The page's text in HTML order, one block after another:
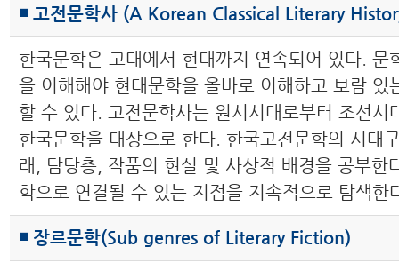
◾ 고전문학사 (A Korean Classical Literary
한국문학은 고대에서 현대까지 연속되어 있다. 문
을 이해해야 현대문학을 올바로 이해하고 보람 있
할 수 있다. 고전문학사는 원시시대로부터 조선시
한국문학을 대상으로 한다. 한국고전문학의 시대
래, 담당층, 작품의 현실 및 사상적 배경을 공부한
학으로 연결될 수 있는 지점을 지속적으로 탐색한
◾ 장르문학(Sub genres of Literary Fiction)